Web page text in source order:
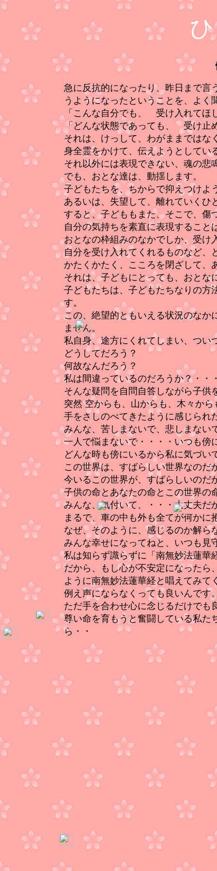
急に反抗的になったり、昨日まで言
うようになったということを、よく
「こんな自分でも、 受け入れてほ
「どんな状態であっても、 受け止
それは、けっして、わがままではな
身全霊をかけて、伝えようとしてい
それ以外には表現できない、魂の悲
でも、おとな達は、動揺します。
子どもたちを、ちからで抑えつけよ
あるいは、失望して、離れていくひ
すると、子どももまた、そこで、傷
自分の気持ちを素直に表現すること
おとなの枠組みのなかでしか、受け
自分を受け入れてくれるものなど、
かたくかたく、こころを閉ざして、
それは、子どもにとっても、おとな
子どもたちは、子どもたちなりの方
す。
この、絶望的ともいえる状況のなか
ません。
私自身、途方にくれてしまい、つい
どうしてだろう？
何故なんだろう？
私は間違っているのだろうか？・・
そんな疑問を自問自答しながら子供
突然 空からも、山からも、木々か
手をさしのべてきたように感じられ
みんな、苦しまないで、悲しまない
一人で悩まないで・・・・いつも傍
どんな時も傍にいるから私に気づい
この世界は、すばらしい世界なのだ
今いるこの世界が、すばらしいのだ
子供の命とあなたの命とこの世界の
みんな、気付いて、・・・大丈夫だ
まるで、車の中も外も全てが何か
なぜ、そのように、感じるのか解ら
みんな幸せになってねと、いつも見
私は知らず識らずに「南無妙法蓮華
だから、もし心が不安定になったら
ように南無妙法蓮華経と唱えてみて
例え声にならなくっても良いんです
ただ手を合わせ心に念じるだけでも
尊い命を育もうと奮闘している私た
ら・・